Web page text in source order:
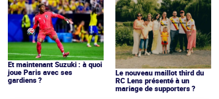
Et maintenant Suzuki : à quoi
joue Paris avec ses
gardiens ?
Le nouveau maillot third du
RC Lens présenté à un
mariage de supporters ?